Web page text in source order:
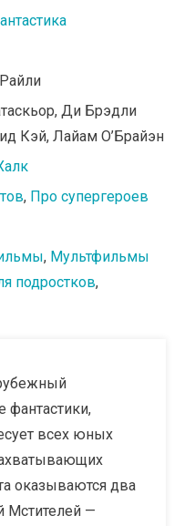
Ди Брэдли
Кэй, Лайам О’Брайэн
, Про супергероев
, Мультфильмы
подростков,
всех юных
оказываются два
Мстителей —